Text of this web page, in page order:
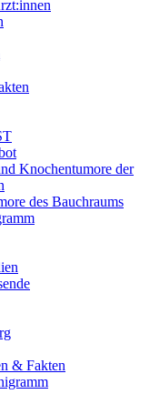
Knochentumore der
des Bauchraums
& Fakten